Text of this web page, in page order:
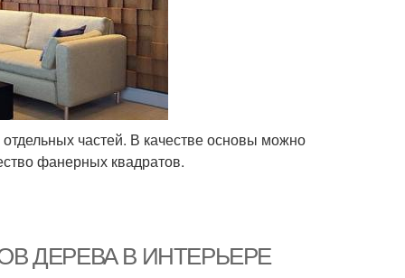
частей. В качестве основы можно
фанерных квадратов.
ДЕРЕВА В ИНТЕРЬЕРЕ